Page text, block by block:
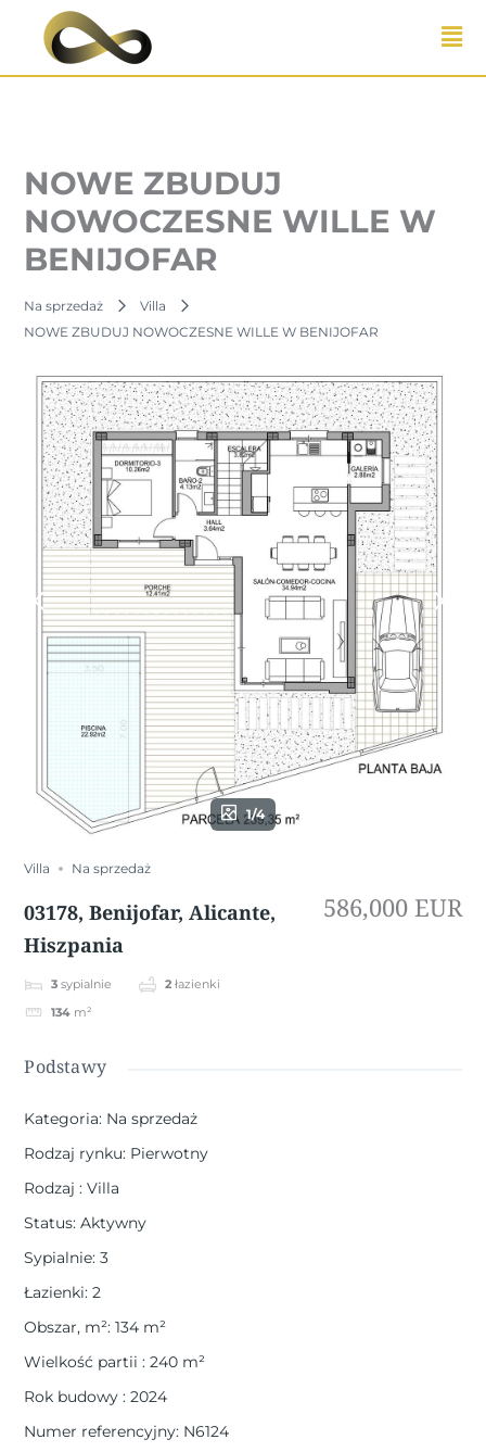
Przejdź
NOWE ZBUDUJ
NOWOCZESNE WILLE W
BENIJOFAR
Na sprzedaż
Villa
NOWE ZBUDUJ NOWOCZESNE WILLE W BENIJOFAR
1/4
Villa Na sprzedaż
03178, Benijofar, Alicante,
Hiszpania
3 sypialnie 2 łazienki
134 m²
586,000 EUR
Podstawy
Kategoria: Na sprzedaż
Rodzaj rynku: Pierwotny
Rodzaj: Villa
Status: Aktywny
Sypialnie: 3
Łazienki: 2
Obszar, m²: 134 m²
Wielkość partii: 240 m²
Rok budowy: 2024
Numer referencyjny: N6124